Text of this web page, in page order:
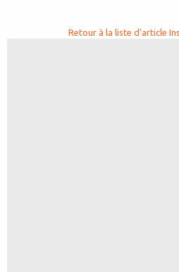
Retour à la liste d'article